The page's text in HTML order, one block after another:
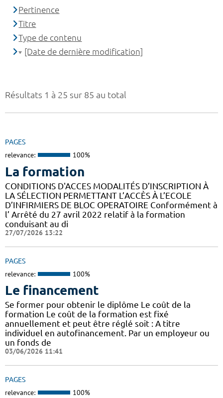
Résultats 1 à 25 sur 85 au total
PAGES
relevance: 100%
La formation
CONDITIONS D'ACCES MODALITÉS D’INSCRIPTION À
LA SÉLECTION PERMETTANT L’ACCÈS À L’ECOLE
D’INFIRMIERS DE BLOC OPERATOIRE Conformément à
l’ Arrêté du 27 avril 2022 relatif à la formation
conduisant au di
27/07/2026 13:22
PAGES
relevance: 100%
Le financement
Se former pour obtenir le diplôme Le coût de la
formation Le coût de la formation est fixé
annuellement et peut être réglé soit : A titre
individuel en autofinancement. Par un employeur ou
un fonds de
03/06/2026 11:41
PAGES
relevance: 100%
Pertinence
Titre
Type de contenu
[Date de dernière modification]